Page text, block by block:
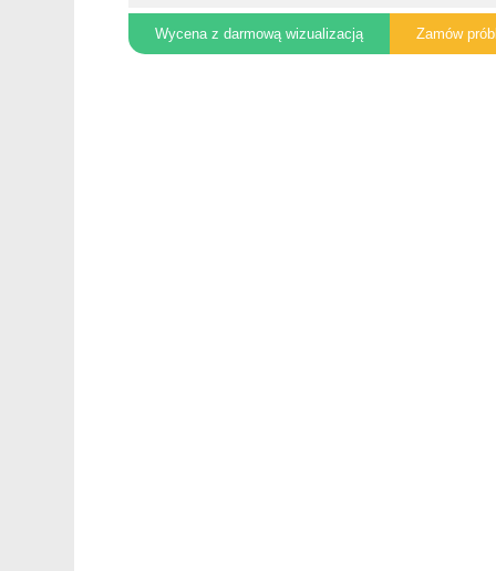
Wycena z darmową wizualizacją Zamów